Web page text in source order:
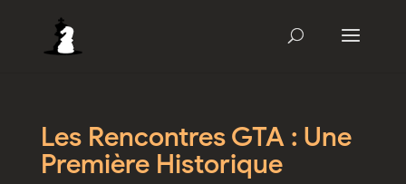
Les Rencontres GTA : Une
Première Historique